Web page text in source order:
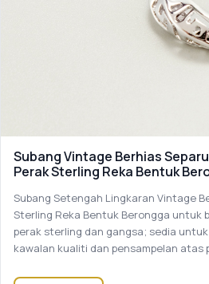
Subang Vintage Berhias
Perak Sterling Reka Bentuk
Subang Setengah Lingkaran Vintage
Sterling Reka Bentuk Berongga untuk
perak sterling dan gangsa; sedia
kawalan kualiti dan pensampelan atas